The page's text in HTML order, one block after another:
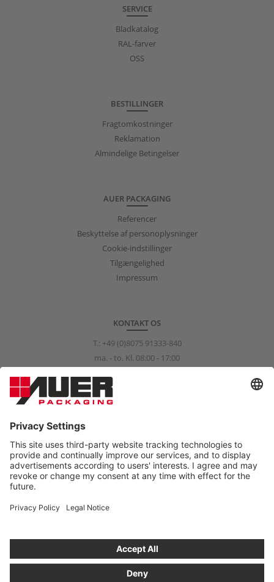
SERVICE
Bladkatalog
RAL-farver
OSS
BESTILLINGER
Fragtomkostninger
Reklamation
Almindelige Betingelser
AUER PACKAGING
Referencer
Beskyttelse af personoplysninger
Cookie-indstillinger
Tilgængelighed
Impressum
KONTAKT OS
T.: +49 (0)8075 91333-840
ma. - to. Kl. 08:00 - 17:00
info@auer-packaging.com
Du handler for øjeblikket som erhvervskunde. I privatkunde-
shoppen er alle priser inkl. moms, og der gælder en lovbestemt